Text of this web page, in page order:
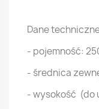
Dane
- pojemność:
- średnica
- wysokość (do